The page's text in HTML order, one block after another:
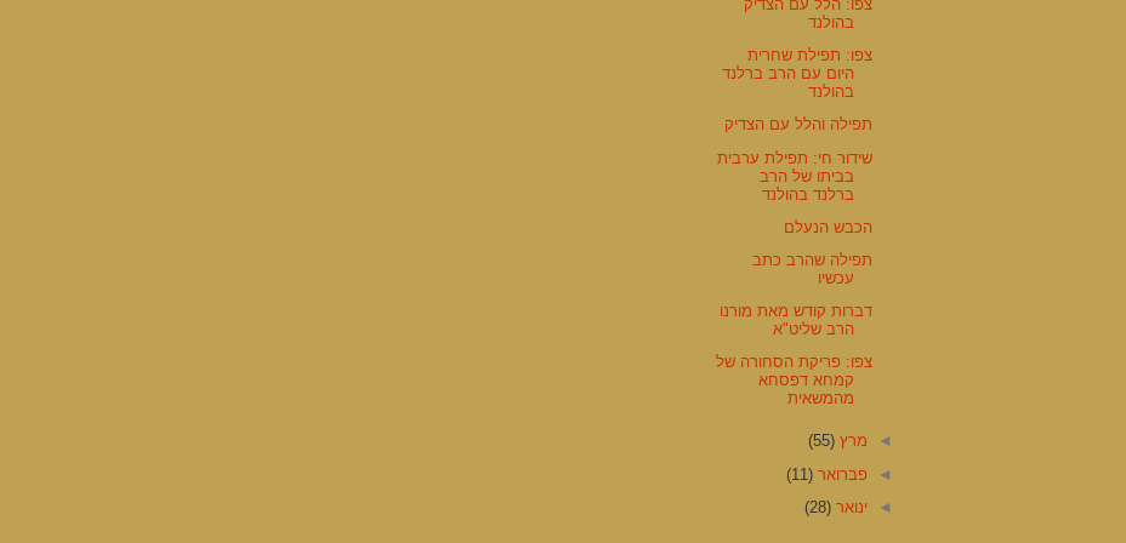
צפו: הלל עם הצדיק
בהולנד
צפו: תפילת שחרית
היום עם הרב ברלנד
בהולנד
תפילה והלל עם הצדיק
שידור חי: תפילת ערבית
בביתו של הרב
ברלנד בהולנד
הכבש הנעלם
תפילה שהרב כתב
עכשיו
דברות קודש מאת מורנו
הרב שליט"א
צפו: פריקת הסחורה של
קמחא דפסחא
מהמשאית
◄ מרץ(55)
◄ פברואר(11)
◄ינואר(28)